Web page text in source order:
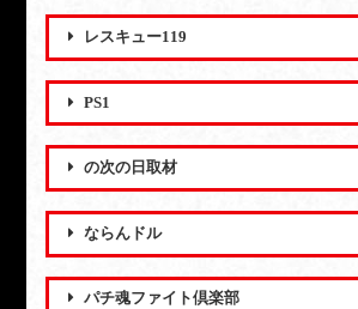
レスキュー119
PS1
の次の日取材
ならんドル
パチ魂ファイト倶楽部